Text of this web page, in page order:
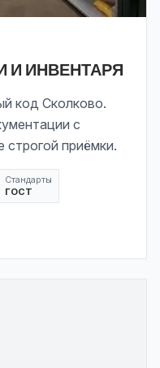
И ИНВЕНТАРЯ
код Сколково.
с
строгой приёмки.
Стандарты
ГОСТ